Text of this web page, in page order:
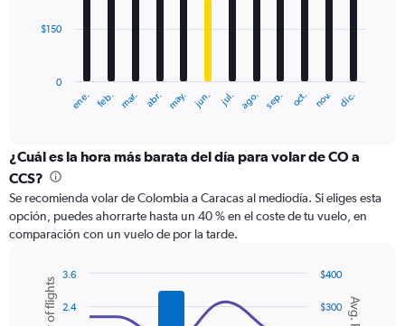
The
categories.
Range:
categories.
The
chart
axis
ene. feb. mar. abr. may. jun. jul. ago. sep. oct. nov. dic.
0
$150
¿Cuál es la hora más barata del día para volar de CO a
CCS?
Se recomienda volar de Colombia a Caracas al mediodía. Si eliges esta
opción, puedes ahorrarte hasta un 40 % en el coste de tu vuelo, en
comparación con un vuelo de por la tarde.
Combination
chart
with
Chart
graphic.
$300
$400
2.4
3.6